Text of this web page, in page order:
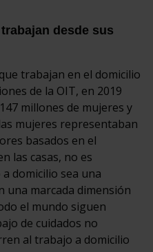
desde sus
trabajan en el domicilio
de la OIT, en 2019
millones de mujeres y
mujeres representaban
basados en el
las casas, no es
domicilio sea una
una marcada dimensión
el mundo siguen
de cuidados no
al trabajo a domicilio